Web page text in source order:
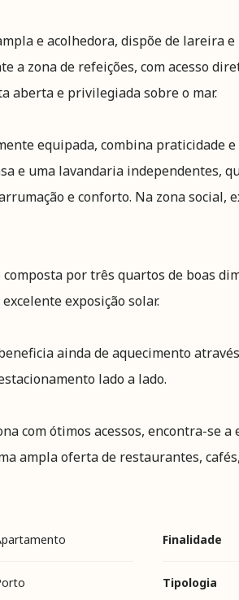
e acolhedora, dispõe de lareira
a zona de refeições, com acesso
aberta e privilegiada sobre o mar.
equipada, combina praticidade
e uma lavandaria independentes,
e conforto. Na zona social,
por três quartos de boas
exposição solar.
ainda de aquecimento
lado a lado.
com ótimos acessos, encontra-se a
ampla oferta de restaurantes,
Finalidade
Tipologia